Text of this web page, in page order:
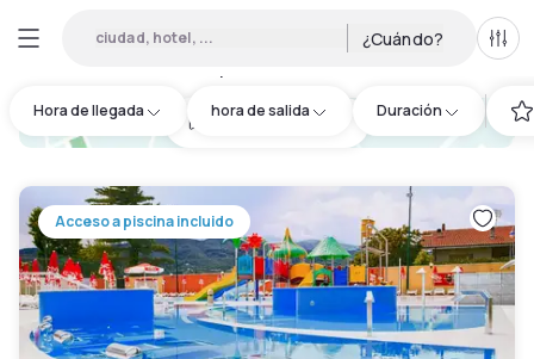
ciudad, hotel, ... ¿Cuándo?
Hora de llegada hora de salida Duración
hotel.cta.view_map
Acceso a piscina incluido